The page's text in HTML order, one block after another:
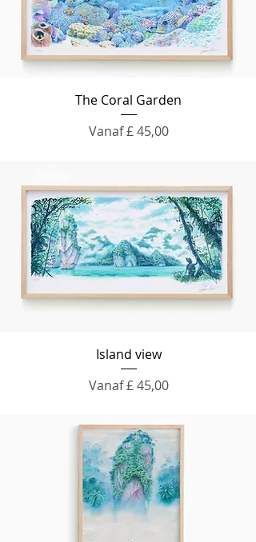
The Coral Garden
Vanaf£ 45,00
Verkoopprijs
Island view
Vanaf£ 45,00
Verkoopprijs